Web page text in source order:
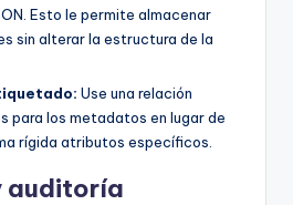
Esto le permite almacenar
sin alterar la estructura de la
Use una relación
para los metadatos en lugar de
rígida atributos específicos.
auditoría